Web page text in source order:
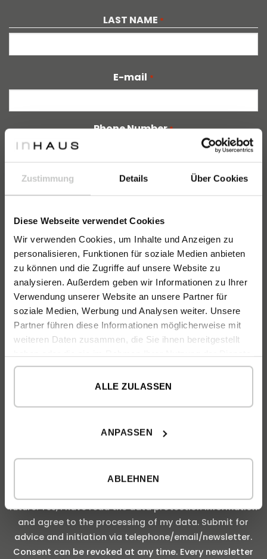
Zustimmung Details Über Cookies
Diese Webseite verwendet Cookies
Wir verwenden Cookies, um Inhalte und Anzeigen zu
personalisieren, Funktionen für soziale Medien anbieten
zu können und die Zugriffe auf unsere Website zu
analysieren. Außerdem geben wir Informationen zu Ihrer
Verwendung unserer Website an unsere Partner für
soziale Medien, Werbung und Analysen weiter. Unsere
Partner führen diese Informationen möglicherweise mit
weiteren Daten zusammen, die Sie ihnen bereitgestellt
gesammelt haben.
ALLE ZULASSEN
ANPASSEN
ABLEHNEN
LAST NAME *
E-mail *
Phone Number*
+1
Customer Type
Doubts or questions
INFORMATION ON DATA PROTECTION
By submitting this form, I agree to be contacted by
inHAUS. I agree to the general terms and conditions of
future. Yes, I have read the data protection information
and agree to the processing of my data. Submit for
advice and initiation via telephone/email/newsletter.
Consent can be revoked at any time. Every newsletter